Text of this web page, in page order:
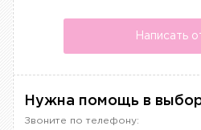
Написать
Нужна помощь в
Звоните по телефону: